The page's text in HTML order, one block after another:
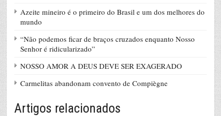
Azeite mineiro é o primeiro do Brasil e um dos melhores do
mundo
“Não podemos ficar de braços cruzados enquanto Nosso
Senhor é ridicularizado”
NOSSO AMOR A DEUS DEVE SER EXAGERADO
Carmelitas abandonam convento de Compiègne
Artigos relacionados